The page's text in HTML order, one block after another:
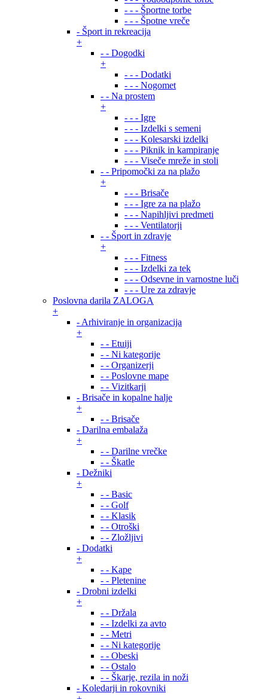
- - - Športne torbe
- - - Špotne vreče
- Šport in rekreacija
+
- - Dogodki
+
- - - Dodatki
- - - Nogomet
- - Na prostem
+
- - - Igre
- - - Izdelki s semeni
- - - Kolesarski izdelki
- - - Piknik in kampiranje
- - - Viseče mreže in stoli
- - Pripomočki za na plažo
+
- - - Brisače
- - - Igre za na plažo
- - - Napihljivi predmeti
- - - Ventilatorji
- - Šport in zdravje
+
- - - Fitness
- - - Izdelki za tek
- - - Odsevne in varnostne luči
- - - Ure za zdravje
Poslovna darila ZALOGA
+
- Arhiviranje in organizacija
+
- - Etuiji
- - Ni kategorije
- - Organizerji
- - Poslovne mape
- - Vizitkarji
- Brisače in kopalne halje
+
- - Brisače
- Darilna embalaža
+
- - Darilne vrečke
- - Škatle
- Dežniki
+
- - Basic
- - Golf
- - Klasik
- - Otroški
- - Zložljivi
- Dodatki
+
- - Kape
- - Pletenine
- Drobni izdelki
+
- - Držala
- - Izdelki za avto
- - Metri
- - Ni kategorije
- - Obeski
- - Ostalo
- - Škarje, rezila in noži
- Koledarji in rokovniki